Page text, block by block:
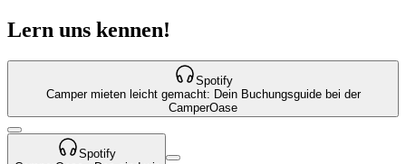
Lern uns kennen!
Spotify
Camper mieten leicht gemacht: Dein Buchungsguide bei der
CamperOase
Spotify